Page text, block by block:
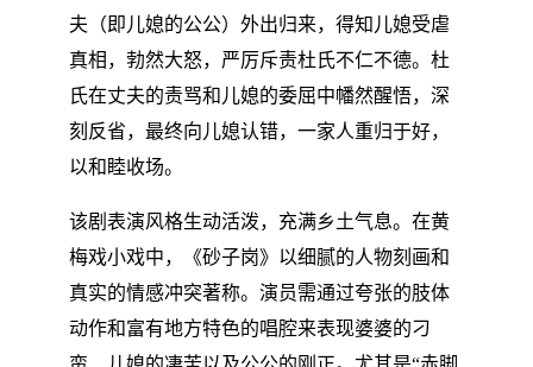
夫（即儿媳的公公）外出归来，得知儿媳受虐
真相，勃然大怒，严厉斥责杜氏不仁不德。杜
氏在丈夫的责骂和儿媳的委屈中幡然醒悟，深
刻反省，最终向儿媳认错，一家人重归于好，
以和睦收场。
该剧表演风格生动活泼，充满乡土气息。在黄
梅戏小戏中，《砂子岗》以细腻的人物刻画和
真实的情感冲突著称。演员需通过夸张的肢体
动作和富有地方特色的唱腔来表现婆婆的刁